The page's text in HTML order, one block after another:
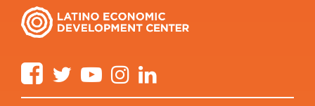
FacebookTwitter YouTube Instagram